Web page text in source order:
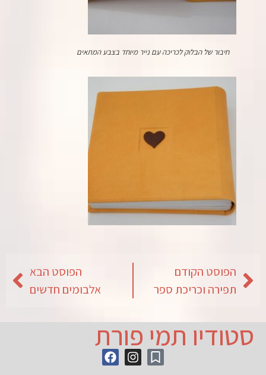
חיבור של הבלוק לכריכה עם נייר מיוחד בצבע המתאים
הפוסט הקודם
תפירה וכריכת ספר
הפוסט הבא
אלבומים חדשים
סטודיו תמי פורת